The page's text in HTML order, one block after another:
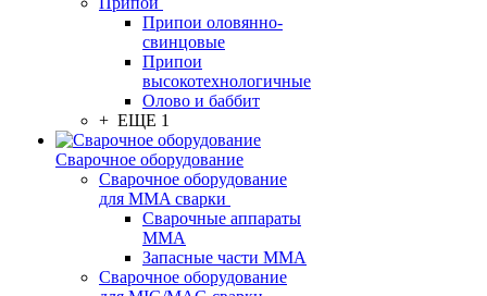
Припои оловянно-
свинцовые
Припои
высокотехнологичные
Олово и баббит
+ ЕЩЕ 1
Сварочное оборудование
Сварочное оборудование
для MMA сварки
Сварочные аппараты
MMA
Запасные части MMA
Сварочное оборудование